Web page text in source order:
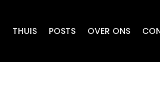
THUIS POSTS OVER ONS